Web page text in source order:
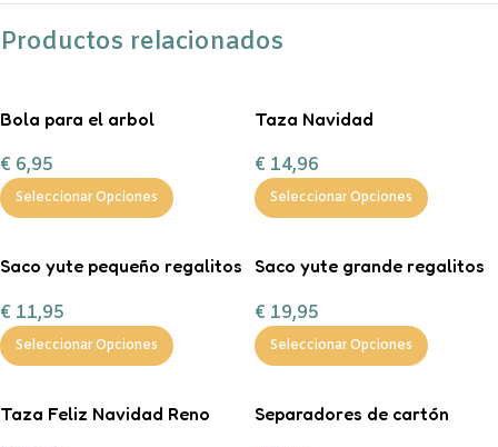
Productos relacionados
Bola para el arbol
€ 6,95
Seleccionar Opciones
Taza Navidad
chocolate a la taza, nubes y
bastón de caramelo
€ 14,96
Seleccionar Opciones
Saco yute pequeño regalitos
€ 11,95
Seleccionar Opciones
Saco yute grande regalitos
€ 19,95
Seleccionar Opciones
Taza Feliz Navidad Reno
Separadores de cartón